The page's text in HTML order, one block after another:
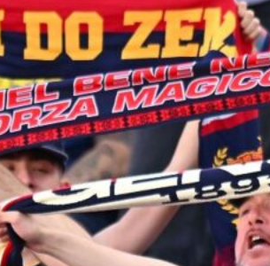
8 Agosto 2026
Genoa su
Cagliari per
8 Agosto 2026
Gudmundsson
Fiorentina: il
possibile?
8 Agosto 2026